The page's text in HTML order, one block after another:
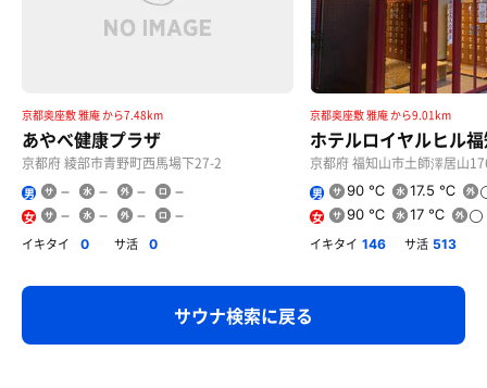
京都奥座敷 雅庵 から7.48km
あやべ健康プラザ
京都府 綾部市青野町西馬場下27-2
男
女
イキタイ 0 サ活 0
京都奥座敷 雅庵 から9.01km
ホテルロイヤルヒル
京都府 福知山市土師澤居山
男 90 ℃ 17.5 ℃
女 90 ℃ 17 ℃
イキタイ 146 サ活 513
サウナ検索に戻る